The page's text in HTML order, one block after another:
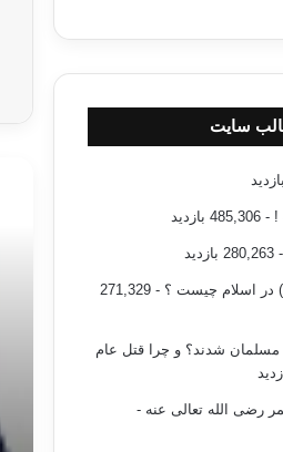
سایت
! - 485,306 بازدید
- 280,263 بازدید
در اسلام چیست ؟
- 271,329
مسلمان شدند؟ و چرا قتل عام
رضی الله تعالی عنه -